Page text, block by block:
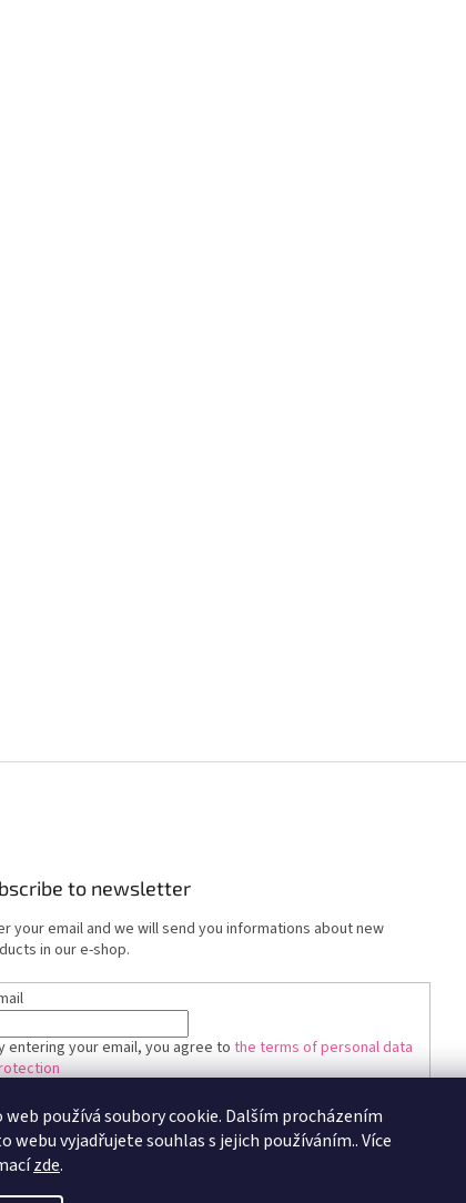
web používá soubory cookie. Dalším procházením
webu vyjadřujete souhlas s jejich používáním.. Více
zde.
to newsletter
your email and we will send you informations about new
in our e-shop.
entering your email, you agree to the terms of personal data
SUBSCRIBE